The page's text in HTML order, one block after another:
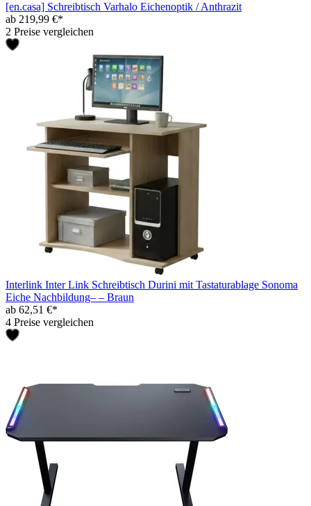
[en.casa] Schreibtisch Varhalo Eichenoptik / Anthrazit
ab 219,99 €*
2 Preise vergleichen
Interlink Inter Link Schreibtisch Durini mit Tastaturablage Sonoma
Eiche Nachbildung– – Braun
ab 62,51 €*
4 Preise vergleichen